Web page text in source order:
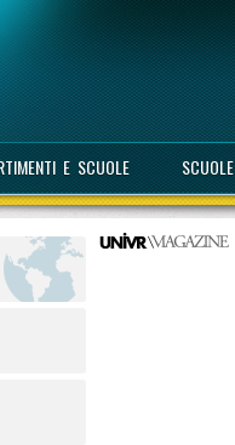
E SCUOLE